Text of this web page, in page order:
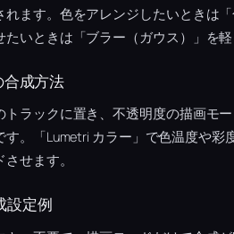
れます。色をアレンジしたいときは
いときは「ブラー（ガウス）」を
合成方法
トラックに置き、不透明度の描画モ
す。「Lumetri カラー」で色温度や
せます。
設定例